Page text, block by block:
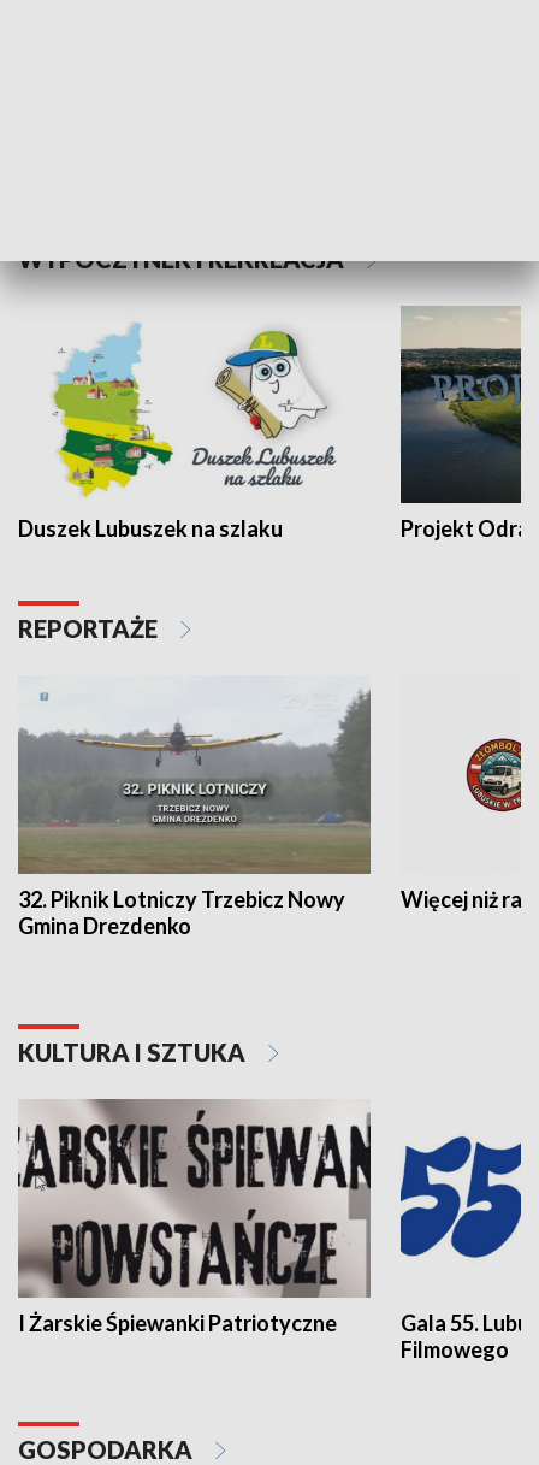
WYPOCZYNEK I REKREACJA
Duszek Lubuszek na szlaku Projekt Odra
REPORTAŻE
32. Piknik Lotniczy Trzebicz Nowy
Gmina Drezdenko
Więcej niż rajd
KULTURA I SZTUKA
I Żarskie Śpiewanki Patriotyczne
Gala 55.
Filmowego
GOSPODARKA